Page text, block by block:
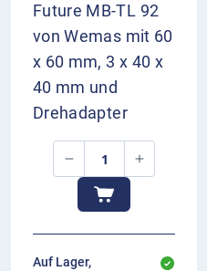
Future MB-TL 92
von Wemas mit 60
x 60 mm, 3 x 40 x
40 mm und
Drehadapter
Auf Lager,